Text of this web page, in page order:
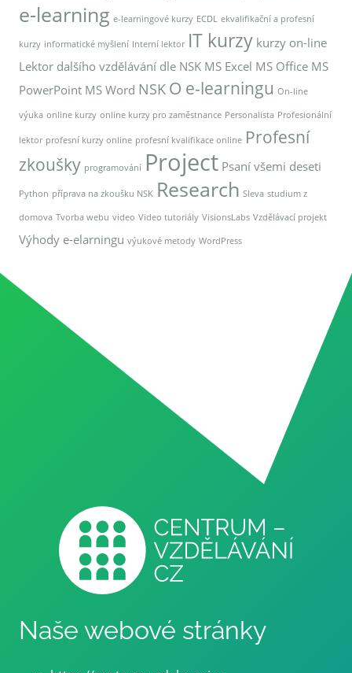
e-learning e-learningové kurzy ECDL ekvalifikační a profesní
kurzy informatické myšlení Interní lektor IT kurzy kurzy on-line
Lektor dalšího vzdělávání dle NSK MS Excel MS Office MS
PowerPoint MS Word NSK O e-learningu On-line
výuka online kurzy online kurzy pro zaměstnance Personalista Profesionální
lektor profesní kurzy online profesní kvalifikace online Profesní
zkoušky programování Project Psaní všemi deseti
Python příprava na zkoušku NSK Research Sleva studium z
domova Tvorba webu video Video tutoriály VisionsLabs Vzdělávací projekt
Výhody e-elarningu výukové metody WordPress
Naše webové stránky